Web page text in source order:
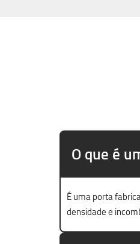
O que é
É uma porta
densidade e